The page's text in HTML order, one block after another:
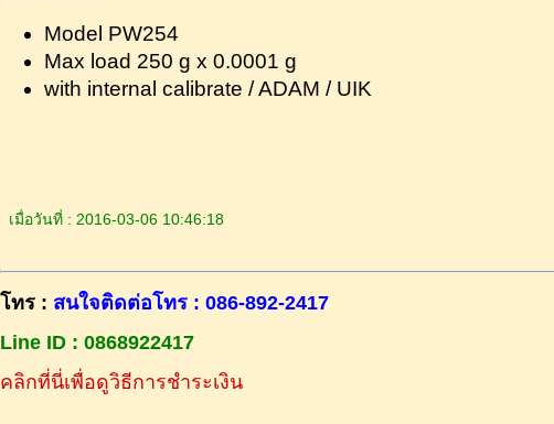
Model PW254
Max load 250 g x 0.0001 g
with internal calibrate / ADAM / UIK
เมื่อวันที่ : 2016-03-06 10:46:18
โทร : สนใจติดต่อโทร : 086-892-2417
Line ID : 0868922417
คลิกที่นี่เพื่อดูวิธีการชำระเงิน